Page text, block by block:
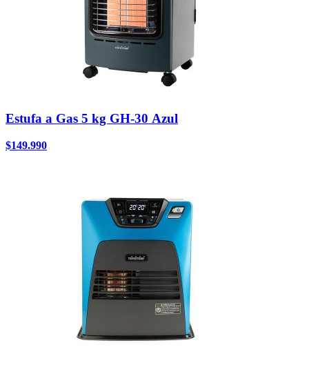
Estufa a Gas 5 kg GH-30 Azul
$149.990